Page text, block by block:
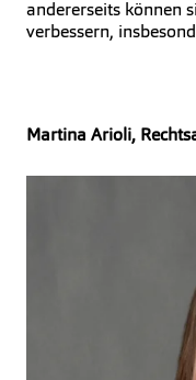
andererseits können
verbessern,
Martina Arioli,